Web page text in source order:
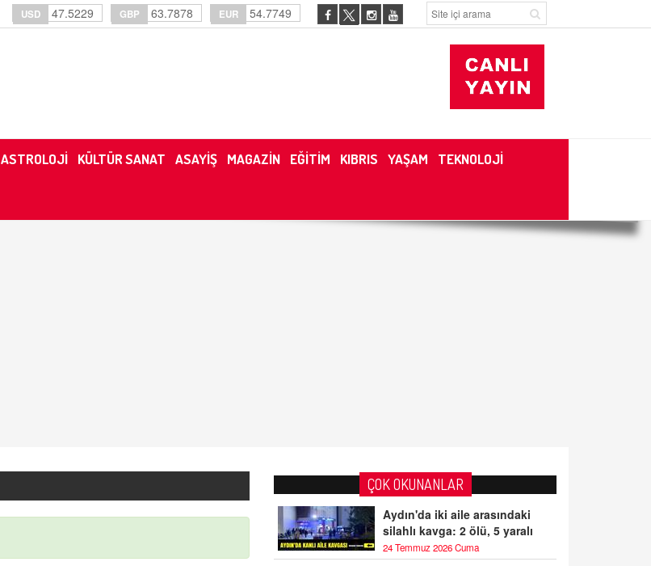
USD 47.5229 GBP 63.7878 EUR 54.7749
ASTROLOJİ KÜLTÜR SANAT ASAYİŞ MAGAZİN EĞİTİM KIBRIS YAŞAM TEKNOLOJİ
ÇOK OKUNANLAR
Aydın'da iki aile arasındaki
silahlı kavga: 2 ölü, 5 yaralı
24 Temmuz 2026 Cuma